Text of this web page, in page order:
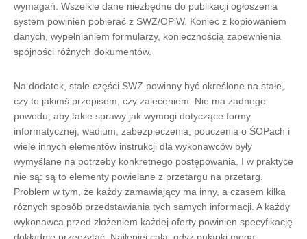
wymagań. Wszelkie dane niezbędne do publikacji ogłoszenia
system powinien pobierać z SWZ/OPiW. Koniec z kopiowaniem
danych, wypełnianiem formularzy, koniecznością zapewnienia
spójności różnych dokumentów.
Na dodatek, stałe części SWZ powinny być określone na stałe,
czy to jakimś przepisem, czy zaleceniem. Nie ma żadnego
powodu, aby takie sprawy jak wymogi dotyczące formy
informatycznej, wadium, zabezpieczenia, pouczenia o ŚOPach i
wiele innych elementów instrukcji dla wykonawców były
wymyślane na potrzeby konkretnego postępowania. I w praktyce
nie są: są to elementy powielane z przetargu na przetarg.
Problem w tym, że każdy zamawiający ma inny, a czasem kilka
różnych sposób przedstawiania tych samych informacji. A każdy
wykonawca przed złożeniem każdej oferty powinien specyfikację